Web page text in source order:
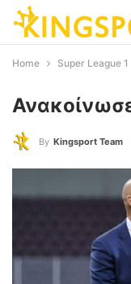
Home Super League 1
By Kingsport Team